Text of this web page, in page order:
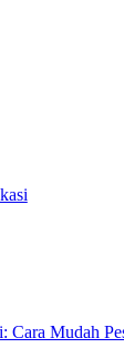
Cara Mudah